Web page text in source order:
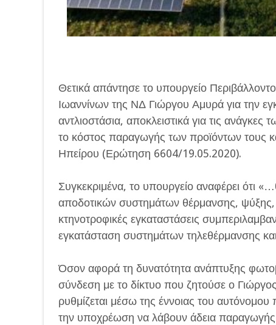
Θετικά απάντησε το υπουργείο
Ιωαννίνων της ΝΔ Γιώργου Αμυρά για την
αντλιοστάσια, αποκλειστικά για τις
το κόστος παραγωγής των προϊόντων τους
Ηπείρου (Ερώτηση 6604/19.05.2020).
Συγκεκριμένα, το υπουργείο αναφέρει ότι
αποδοτικών συστημάτων θέρμανσης, ψύξης,
κτηνοτροφικές εγκαταστάσεις
εγκατάσταση συστημάτων τηλεθέρμανσης
Όσον αφορά τη δυνατότητα ανάπτυξης
σύνδεση με το δίκτυο που ζητούσε ο
ρυθμίζεται μέσω της έννοιας του αυτόνομου
την υποχρέωση να λάβουν άδεια παραγωγής